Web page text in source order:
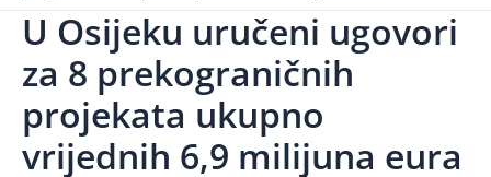
U Osijeku uručeni ugovori
za 8 prekograničnih
projekata ukupno
vrijednih 6,9 milijuna eura